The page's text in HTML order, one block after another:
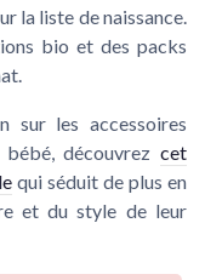
la liste de naissance.
bio et des packs
sur les accessoires
découvrez cet
qui séduit de plus en
et du style de leur